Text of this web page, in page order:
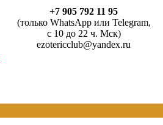
+7 905 792 11 95
(только WhatsApp или Telegram,
с 10 до 22 ч. Мск)
ezotericclub@yandex.ru